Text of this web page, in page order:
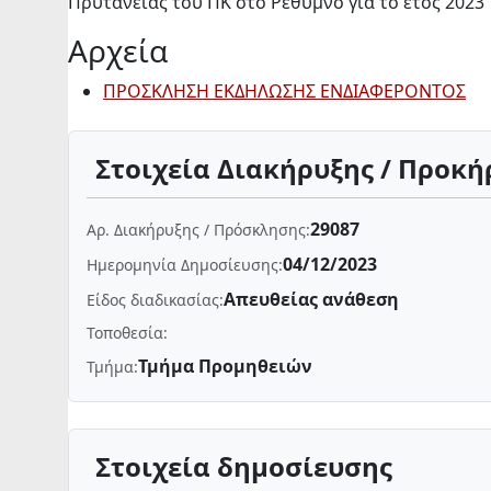
Αρχεία
ΠΡΟΣΚΛΗΣΗ ΕΚΔΗΛΩΣΗΣ ΕΝΔΙΑΦΕΡΟΝΤΟΣ
Στοιχεία Διακήρυξης /
Αρ. Διακήρυξης / Πρόσκλησης:29087
Ημερομηνία Δημοσίευσης:04/12/2023
Είδος διαδικασίας:Απευθείας ανάθεση
Τοποθεσία:
Τμήμα:Τμήμα Προμηθειών
Στοιχεία δημοσίευσης